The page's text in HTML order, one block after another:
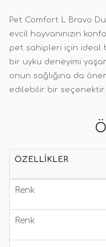
Pet Comfort L Bravo
evcil hayvanınızın
pet sahipleri için ideal
bir uyku deneyimi
onun sağlığına da
edilebilir bir seçenektir.
ÖZELLIKLER
Renk
Renk